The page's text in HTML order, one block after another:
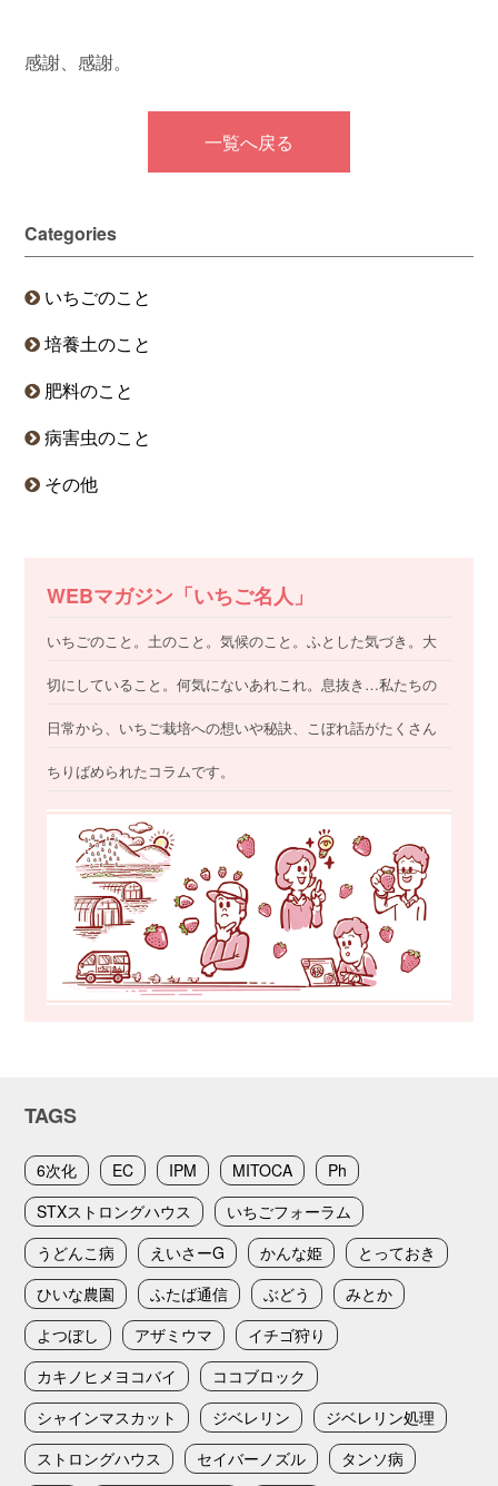
感謝、感謝。
一覧へ戻る
Categories
いちごのこと
培養土のこと
肥料のこと
病害虫のこと
その他
WEBマガジン「いちご名人」
いちごのこと。土のこと。気候のこと。ふとした気づき。大
切にしていること。何気にないあれこれ。息抜き…私たちの
日常から、いちご栽培への想いや秘訣、こぼれ話がたくさん
ちりばめられたコラムです。
TAGS
6次化 EC IPM MITOCA
Ph
STXストロングハウス
いちごフォーラム
うどんこ病
えいさーG かんな姫
とっておき
ひいな農園
ふたば通信 ぶどう
みとか
よつぼし
アザミウマ
イチゴ狩り
カキノヒメヨコバイ
ココブロック
シャインマスカット
ジベレリン
ジベレリン処理
ストロングハウス
セイバーノズル
タンソ病